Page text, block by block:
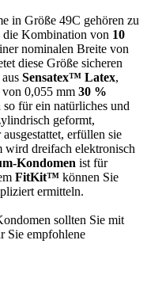
in Größe 49C gehören zu
die Kombination von 10
nominalen Breite von
diese Größe sicheren
Sensatex™ Latex,
0,055 mm 30 %
für ein natürliches und
geformt,
erfüllen sie
wird dreifach elektronisch
Kondomen ist für
FitKit™ können Sie
ermitteln.
sollten Sie mit
Sie empfohlene